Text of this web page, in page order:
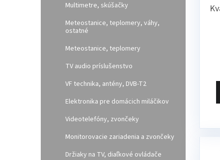
Multimetre, skúšačky
Meteostanice, teplomery, váhy,
ostatné
Meteostanice, teplomery
TV audio príslušenstvo
VF technika, antény, DVB-T2
Elektronika pre domácich miláčikov
Videotelefóny, zvončeky
Monitorovacie zariadenia a zvončeky
Držiaky na TV, diaľkové ovládače